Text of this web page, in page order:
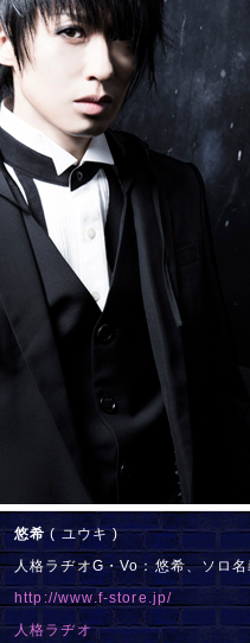
悠希 ( ユウキ )
人格ラヂオG・Vo：悠希、ソロ
http://www.f-store.jp/
人格ラヂオ